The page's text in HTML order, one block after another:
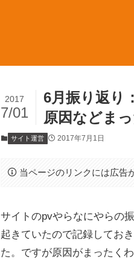
6月振り返り
原因などま
2017
7/01
サイト運営 2017年7月1日
当ページのリンクには広告
サイトのpvやらなにやらの
起きていたので記録してお
た。ですが原因がまったくわ